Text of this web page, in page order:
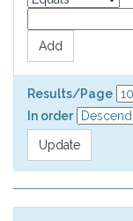
Results/Page
In order